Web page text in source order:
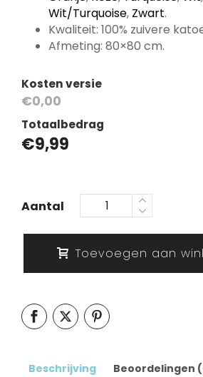
Wit/Turquoise, Zwart.
Kwaliteit: 100% zuivere
Afmeting: 80×80 cm.
Kosten versie
€0,00
Totaalbedrag
€9,99
Aantal
Toevoegen aan
Beschrijving Beoordelingen